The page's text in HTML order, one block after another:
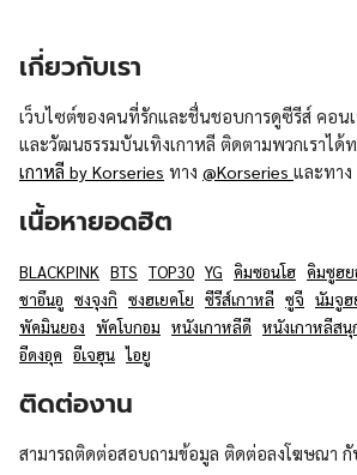
เกี่ยวกับเรา
เว็บไซต์ของคนที่รักและชื่นชอบการดูซีรีส์ คอน
และวัฒนธรรมบันเทิงเกาหลี ติดตามพวกเราได้
เกาหลี by Korseries ทาง @Korseries และทาง
เนื้อหายอดฮิต
BLACKPINK BTS TOP30 YG คิมซอนโฮ คิมซูฮ
ชาอึนอู ซงจุงกิ ซงฮเยคโย ซีรีส์เกาหลี ซูจี นัมจูฮ
พัคมินยอง พัคโบกอม หนังเกาหลีดี หนังเกาหลีสนุ
อีดงอุค อีเจฮุน ไอยู
ติดต่องาน
สามารถติดต่อสอบถามข้อมูล ติดต่อลงโฆษณา กั